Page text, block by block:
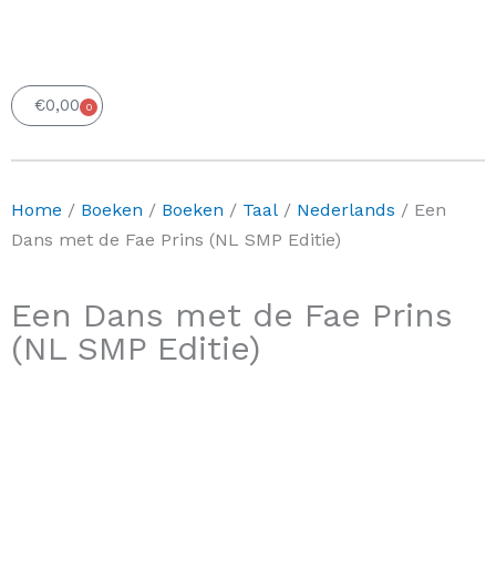
€0,00 0
Winkelwagen
Home / Boeken / Boeken / Taal / Nederlands / Een
Dans met de Fae Prins (NL SMP Editie)
Een Dans met de Fae Prins
(NL SMP Editie)